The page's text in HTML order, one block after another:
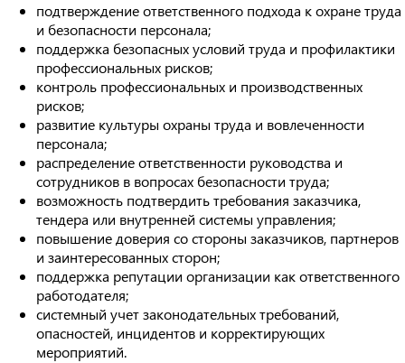
подтверждение ответственного подхода к охране труда
и безопасности персонала;
поддержка безопасных условий труда и профилактики
профессиональных рисков;
контроль профессиональных и производственных
рисков;
развитие культуры охраны труда и вовлеченности
персонала;
распределение ответственности руководства и
сотрудников в вопросах безопасности труда;
возможность подтвердить требования заказчика,
тендера или внутренней системы управления;
повышение доверия со стороны заказчиков, партнеров
и заинтересованных сторон;
поддержка репутации организации как ответственного
работодателя;
системный учет законодательных требований,
опасностей, инцидентов и корректирующих
мероприятий.